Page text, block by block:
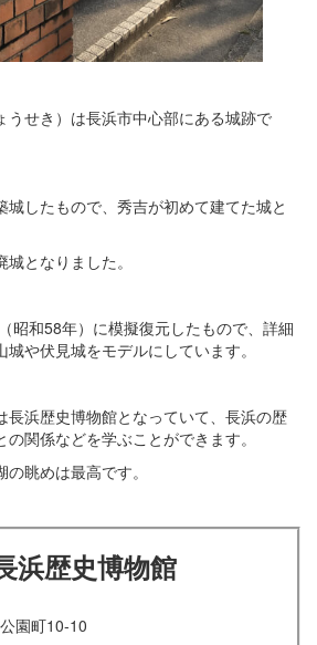
うせき）は長浜市中心部にある城跡で
城したもので、秀吉が初めて建てた城と
となりました。
昭和58年）に模擬復元したもので、詳細
や伏見城をモデルにしています。
長浜歴史博物館となっていて、長浜の歴
関係などを学ぶことができます。
眺めは最高です。
浜歴史博物館
園町10-10